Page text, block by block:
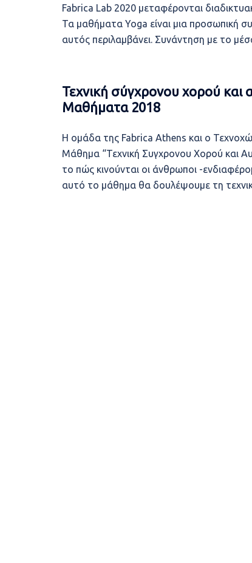
Fabrica Lab 2020 μεταφέρονται
Τα μαθήματα Yoga είναι μια προσωπική
αυτός περιλαμβάνει. Συνάντηση με το
Τεχνική σύγχρονου χορού
Μαθήματα 2018
Η ομάδα της Fabrica Athens και ο
Μάθημα “Τεχνική Συγχρονου Χορού και
το πώς κινούνται οι άνθρωποι -
αυτό το μάθημα θα δουλέψουμε τη